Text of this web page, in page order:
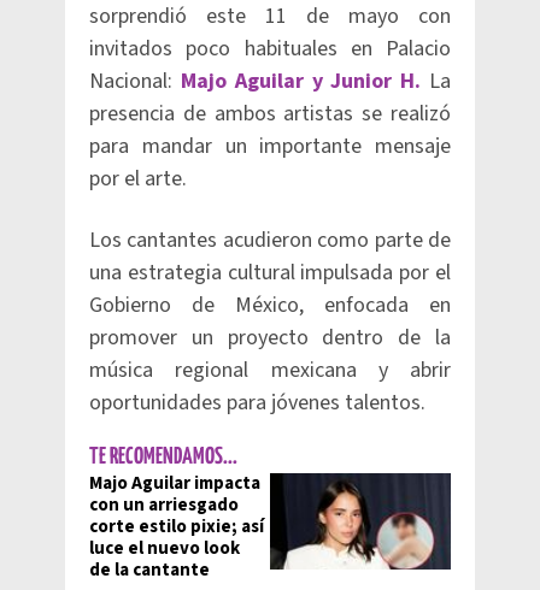
sorprendió este 11 de mayo con
invitados poco habituales en Palacio
Nacional: Majo Aguilar y Junior H. La
presencia de ambos artistas se realizó
para mandar un importante mensaje
por el arte.
Los cantantes acudieron como parte de
una estrategia cultural impulsada por el
Gobierno de México, enfocada en
promover un proyecto dentro de la
música regional mexicana y abrir
oportunidades para jóvenes talentos.
TE RECOMENDAMOS...
Majo Aguilar impacta
con un arriesgado
corte estilo pixie; así
luce el nuevo look
de la cantante